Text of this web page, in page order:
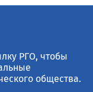
РГО, чтобы
общества.